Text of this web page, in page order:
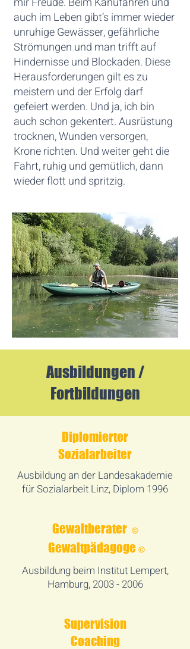
auch im Leben gibt’s immer wieder
unruhige Gewässer, gefährliche
Strömungen und man trifft auf
Hindernisse und Blockaden. Diese
Herausforderungen gilt es zu
meistern und der Erfolg darf
gefeiert werden. Und ja, ich bin
auch schon gekentert. Ausrüstung
trocknen, Wunden versorgen,
Krone richten. Und weiter geht die
Fahrt, ruhig und gemütlich, dann
wieder flott und spritzig.
Ausbildungen /
Fortbildungen
Diplomierter
Sozialarbeiter
Ausbildung an der Landesakademie
für Sozialarbeit Linz, Diplom 1996
Gewaltberater ©
Gewaltpädagoge ©
Ausbildung beim Institut Lempert,
Hamburg, 2003 - 2006
Supervision
Coaching